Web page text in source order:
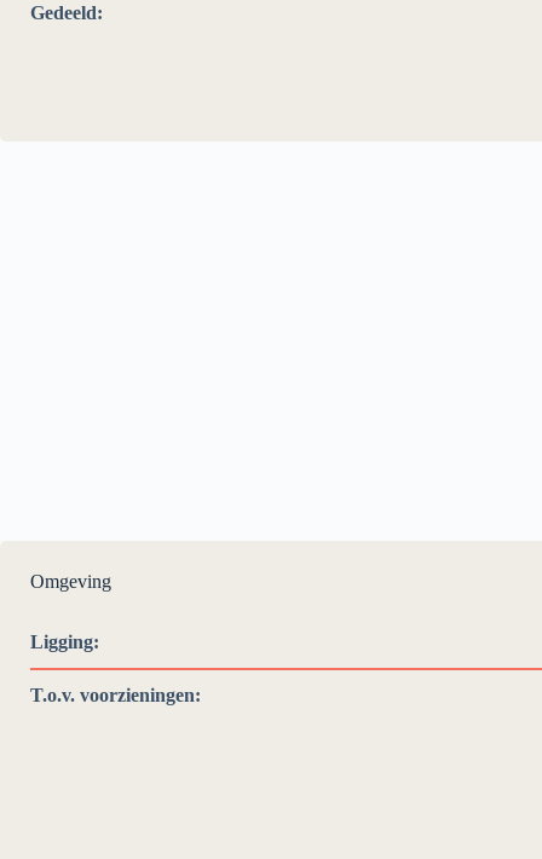
Gedeeld:
Omgeving
Ligging:
T.o.v. voorzieningen: